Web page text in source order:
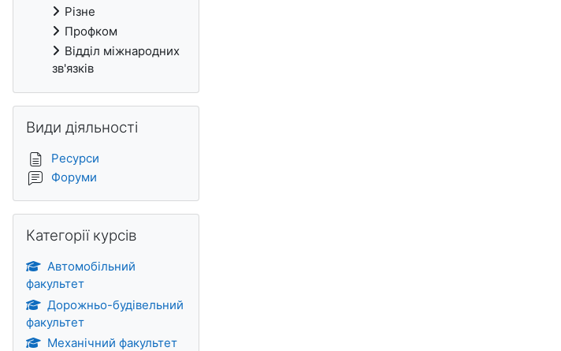
Різне
Профком
Відділ міжнародних
зв'язків
Види діяльності
Ресурси
Форуми
Категорії курсів
Автомобільний
факультет
Дорожньо-будівельний
факультет
Механічний факультет